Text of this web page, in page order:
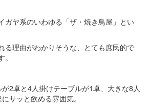
ガヤ系のいわゆる「ザ・焼き鳥屋」とい
る理由がわかりそうな、とても庶民的で
2卓と4人掛けテーブルが1卓、大きな8人
サッと飲める雰囲気。